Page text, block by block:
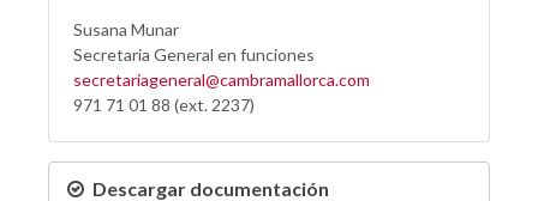
Susana Munar
Secretaria General en funciones
secretariageneral@cambramallorca.com
971 71 01 88 (ext. 2237)
Descargar documentación